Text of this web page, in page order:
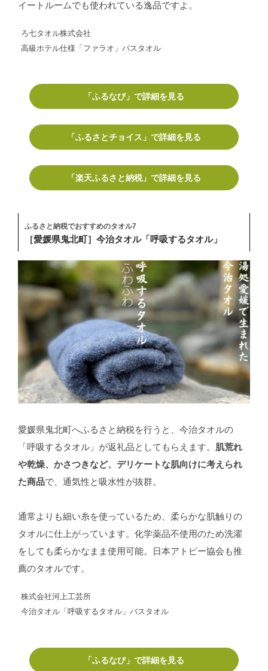
イートルームでも使われている逸品ですよ。
ろ七タオル株式会社
高級ホテル仕様「ファラオ」バスタオル
「ふるなび」で詳細を見る
「ふるさとチョイス」で詳細を見る
「楽天ふるさと納税」で詳細を見る
ふるさと納税でおすすめのタオル7
［愛媛県鬼北町］今治タオル「呼吸するタオル」
愛媛県鬼北町へふるさと納税を行うと、今治タオルの
「呼吸するタオル」が返礼品としてもらえます。 肌荒れ
や乾燥、かさつきなど、デリケートな肌向けに考えられ
た商品で、通気性と吸水性が抜群。
通常よりも細い糸を使っているため、柔らかな肌触りの
タオルに仕上がっています。化学薬品不使用のため洗濯
をしても柔らかなまま使用可能。日本アトピー協会も推
薦のタオルです。
株式会社河上工芸所
今治タオル「呼吸するタオル」バスタオル
「ふるなび」で詳細を見る